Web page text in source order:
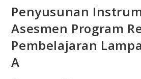
Penyusunan
Asesmen Program
Pembelajaran
A